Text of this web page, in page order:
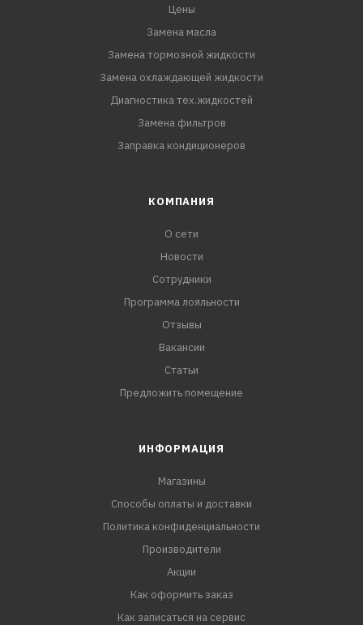
Цены
Замена масла
Замена тормозной жидкости
Замена охлаждающей жидкости
Диагностика тех.жидкостей
Замена фильтров
Заправка кондиционеров
КОМПАНИЯ
О сети
Новости
Сотрудники
Программа лояльности
Отзывы
Вакансии
Статьи
Предложить помещение
ИНФОРМАЦИЯ
Магазины
Способы оплаты и доставки
Политика конфиденциальности
Производители
Акции
Как оформить заказ
Как записаться на сервис